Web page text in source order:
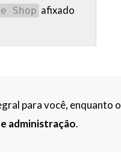
Shop afixado
para você, enquanto
administração.